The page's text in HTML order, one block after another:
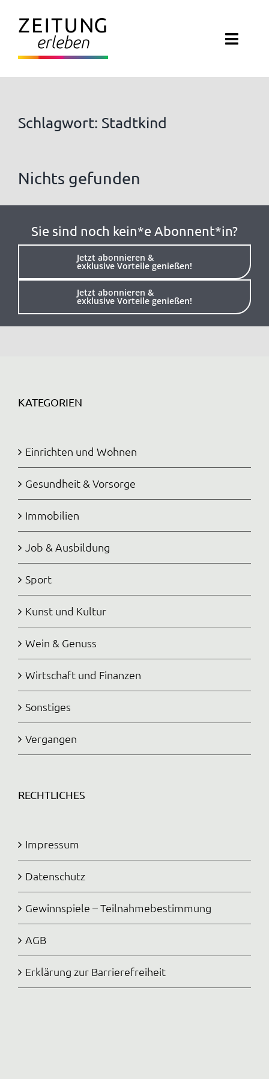
Inhalt
springen
VERANSTALTUNGEN
ZEITUNGSWELT
KONTAKT
Anmelden / Registrieren
Schlagwort: Stadtkind
Nichts gefunden
Sie sind noch kein*e Abonnent*in?
Jetzt abonnieren &
exklusive Vorteile genießen!
Jetzt abonnieren &
exklusive Vorteile genießen!
KATEGORIEN
Einrichten und Wohnen
Gesundheit & Vorsorge
Immobilien
Job & Ausbildung
Sport
Kunst und Kultur
Wein & Genuss
Wirtschaft und Finanzen
Sonstiges
Vergangen
RECHTLICHES
Impressum
Datenschutz
Gewinnspiele – Teilnahmebestimmung
AGB
Erklärung zur Barrierefreiheit